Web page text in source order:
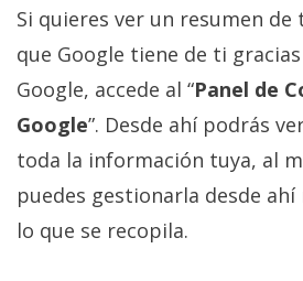
Si quieres ver un resumen
que Google tiene de ti
Google, accede al “Panel de
Google”. Desde ahí podrás
toda la información tuya, al
puedes gestionarla desde
lo que se recopila.